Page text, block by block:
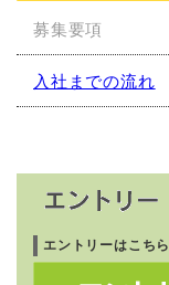
募集要項
入社までの流れ
エントリーはこちら